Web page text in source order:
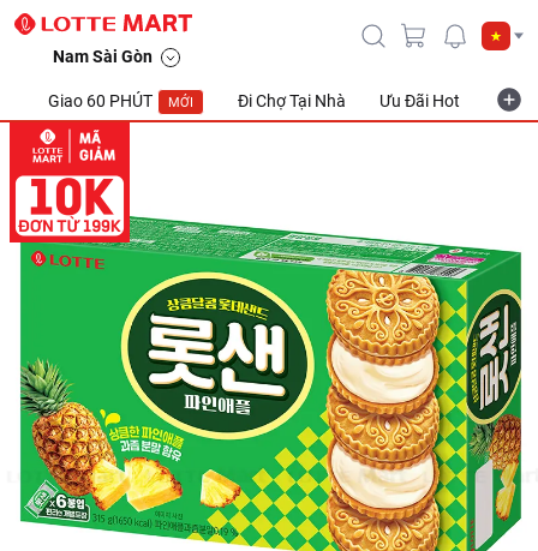
Nam Sài Gòn
Giao 60 PHÚT MỚI Đi Chợ Tại Nhà Ưu Đãi Hot